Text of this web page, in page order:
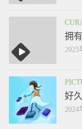
拥
2025
好
2024